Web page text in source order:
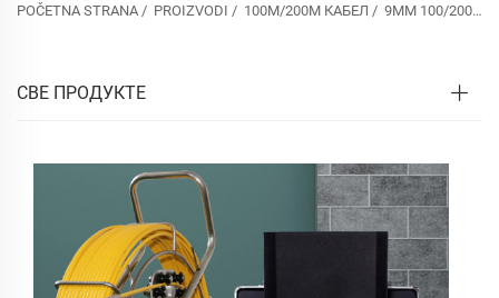
POČETNA STRANA / PROIZVODI / 100М/200М КАБЕЛ / 9ММ 100/200М
СВЕ ПРОДУКТЕ